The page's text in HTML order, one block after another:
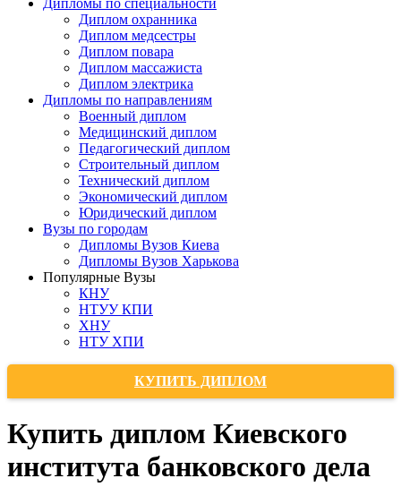
Дипломы по специальности
Диплом охранника
Диплом медсестры
Диплом повара
Диплом массажиста
Диплом электрика
Дипломы по направлениям
Военный диплом
Медицинский диплом
Педагогический диплом
Строительный диплом
Технический диплом
Экономический диплом
Юридический диплом
Вузы по городам
Дипломы Вузов Киева
Дипломы Вузов Харькова
Популярные Вузы
КНУ
НТУУ КПИ
ХНУ
НТУ ХПИ
КУПИТЬ ДИПЛОМ
Купить диплом Киевского
института банковского дела